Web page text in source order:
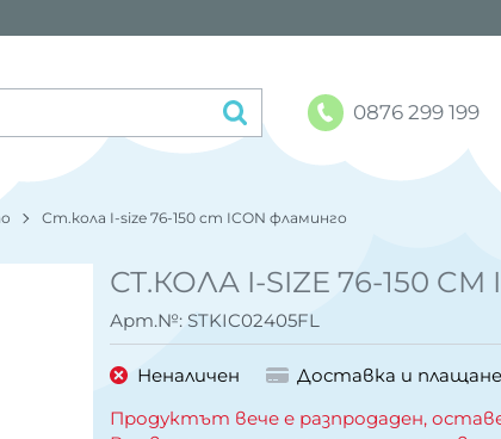
0876 299 199
Ст.кола I-size 76-150 cm ICON фламинго
СТ.КОЛА I-SIZE 76-150
Арт.№: STKIC02405FL
Неналичен
Доставка и плащане
Продуктът вече е разпродаден,